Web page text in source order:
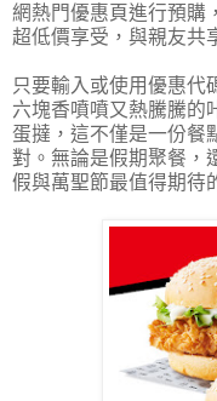
網熱門優惠頁進行預購
超低價享受，與親友共
只要輸入或使用優惠代
六塊香噴噴又熱騰騰的
蛋撻，這不僅是一份餐
對。無論是假期聚餐，
假與萬聖節最值得期待